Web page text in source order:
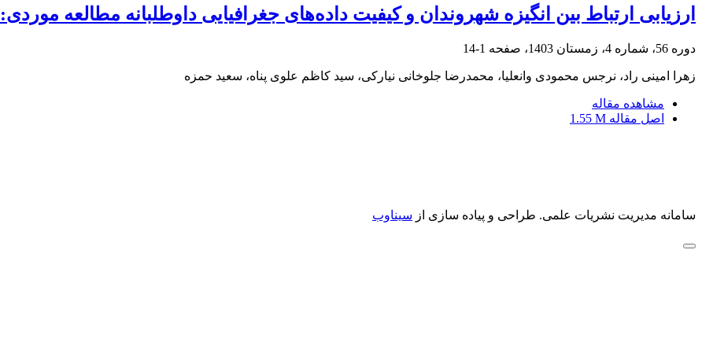
ارزیابی ارتباط بین انگیزه شهروندان و کیفیت داده‌های جغرافیایی داوطلبانه مطالعه موردی:
دوره 56، شماره 4، زمستان 1403، صفحه 1-14
زهرا امینی راد، نرجس محمودی وانعلیا، محمدرضا جلوخانی نیارکی، سید کاظم علوی پناه، سعید حمزه
مشاهده مقاله
اصل مقاله 1.55 M
سامانه مدیریت نشریات علمی. طراحی و پیاده سازی از سیناوب